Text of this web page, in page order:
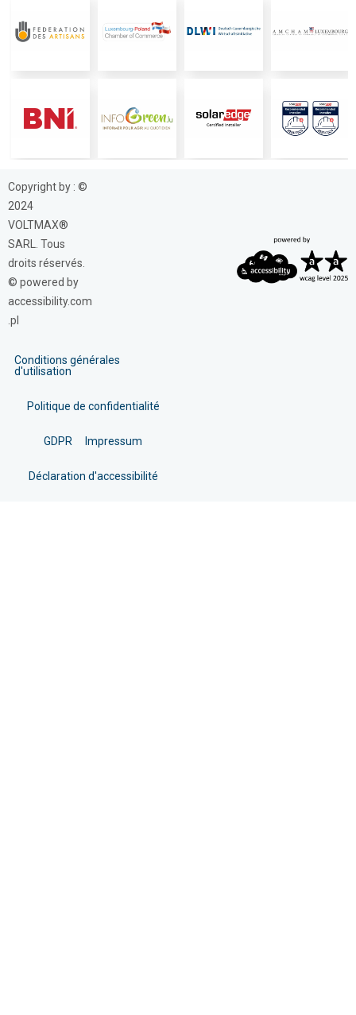
Copyright by : ©
2024
VOLTMAX®
SARL. Tous
droits réservés.
© powered by
accessibility.com
.pl
Conditions générales
d'utilisation
Politique de confidentialité
GDPR Impressum
Déclaration d'accessibilité